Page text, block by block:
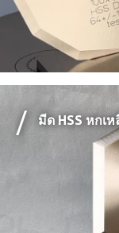
มีด HSS หกเ